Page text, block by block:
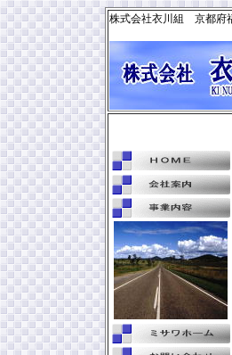
株式会社衣川組 京都府